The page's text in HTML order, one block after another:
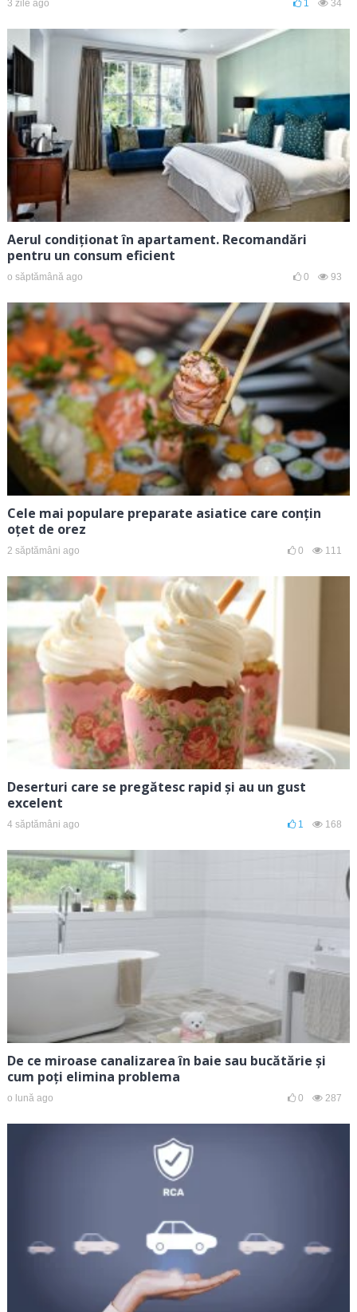
3 zile ago 1 34
Aerul condiționat în apartament. Recomandări
pentru un consum eficient
o săptămână ago 0 93
Cele mai populare preparate asiatice care conțin
oțet de orez
2 săptămâni ago 0 111
Deserturi care se pregătesc rapid și au un gust
excelent
4 săptămâni ago 1 168
De ce miroase canalizarea în baie sau bucătărie și
cum poți elimina problema
o lună ago 0 287